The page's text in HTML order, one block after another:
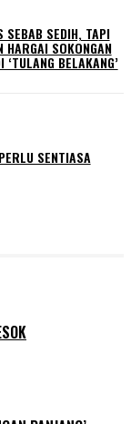
SEBAB SEDIH, TAPI
HARGAI SOKONGAN
BELAKANG’
SENTIASA